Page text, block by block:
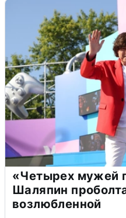
«Четырех мужей
Шаляпин
возлюбленной